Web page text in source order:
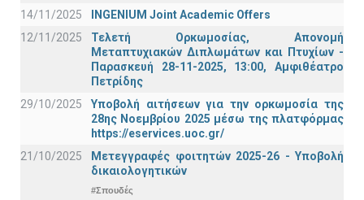
14/11/2025
INGENIUM Joint Academic Offers
12/11/2025
Τελετή Ορκωμοσίας, Απονομή
Μεταπτυχιακών Διπλωμάτων και Πτυχίων -
Παρασκευή 28-11-2025, 13:00, Αμφιθέατρο
Πετρίδης
29/10/2025
Υποβολή αιτήσεων για την ορκωμοσία της
28ης Νοεμβρίου 2025 μέσω της πλατφόρμας
https://eservices.uoc.gr/
21/10/2025
Μετεγγραφές φοιτητών 2025-26 - Υποβολή
δικαιολογητικών
#Σπουδές